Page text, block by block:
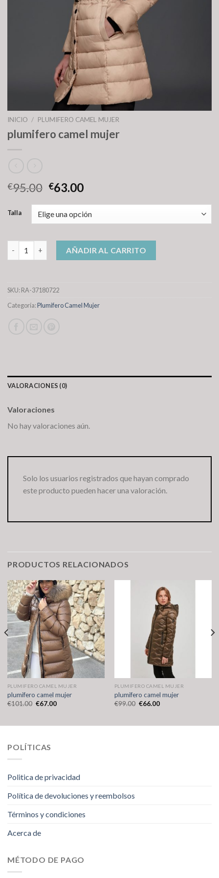
INICIO / PLUMIFERO CAMEL MUJER
plumifero camel mujer
€95.00 €63.00
Talla
plumifero camel mujer cantidad
AÑADIR AL CARRITO
SKU:RA-37180722
Categoría:Plumifero Camel Mujer
VALORACIONES (0)
Valoraciones
No hay valoraciones aún.
Solo los usuarios registrados que hayan comprado
este producto pueden hacer una valoración.
PRODUCTOS RELACIONADOS
PLUMIFERO CAMEL MUJER
plumifero camel mujer
€101.00 €67.00
PLUMIFERO CAMEL MUJER
plumifero camel mujer
€99.00 €66.00
POLÍTICAS
Politica de privacidad
Política de devoluciones y reembolsos
Términos y condiciones
Acerca de
MÉTODO DE PAGO